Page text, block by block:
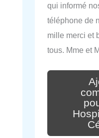
qui informé
téléphone de
mille merci et
tous. Mme et